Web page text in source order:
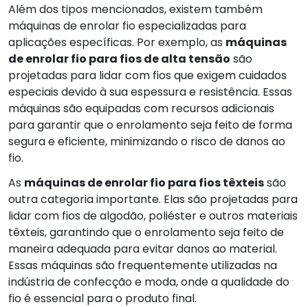
Além dos tipos mencionados, existem também
máquinas de enrolar fio especializadas para
aplicações específicas. Por exemplo, as máquinas
de enrolar fio para fios de alta tensão são
projetadas para lidar com fios que exigem cuidados
especiais devido à sua espessura e resistência. Essas
máquinas são equipadas com recursos adicionais
para garantir que o enrolamento seja feito de forma
segura e eficiente, minimizando o risco de danos ao
fio.
As máquinas de enrolar fio para fios têxteissão
outra categoria importante. Elas são projetadas para
lidar com fios de algodão, poliéster e outros materiais
têxteis, garantindo que o enrolamento seja feito de
maneira adequada para evitar danos ao material.
Essas máquinas são frequentemente utilizadas na
indústria de confecção e moda, onde a qualidade do
fio é essencial para o produto final.